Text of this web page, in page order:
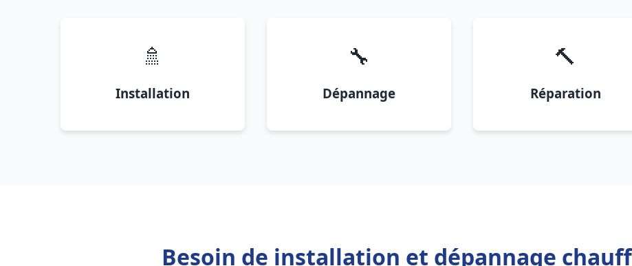
🚿
Installation
🔧
Dépannage
🔨
Réparation
Besoin de installation et dépannage